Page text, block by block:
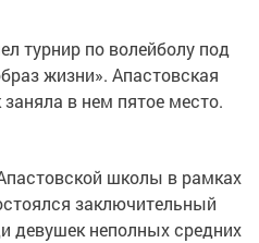
турнир по волейболу под
жизни». Апастовская
в нем пятое место.
школы в рамках
заключительный
девушек неполных средних